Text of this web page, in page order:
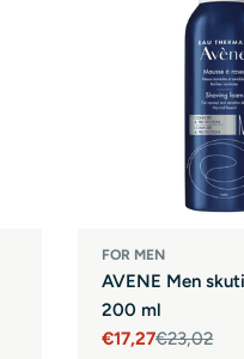
FOR MEN
AVENE Men
200 ml
Sale
€17,27
Regular€23,02